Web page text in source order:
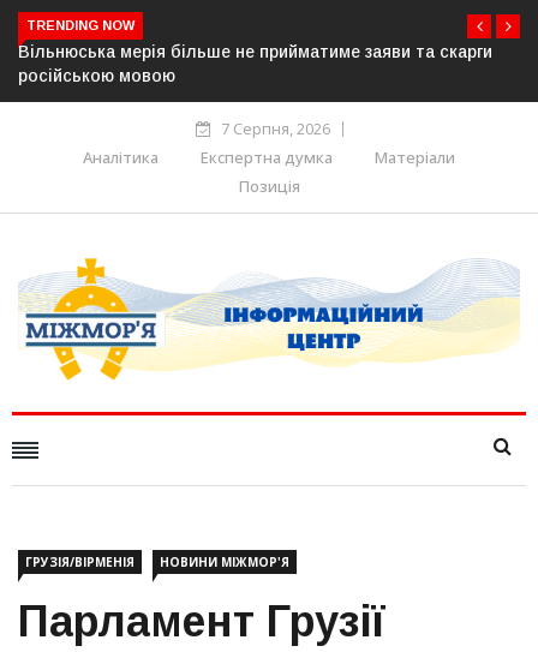
TRENDING NOW
В Угорщині можуть обрати нового президента вже 11
серпня — фракція «Тиси»
7 Серпня, 2026
Аналітика
Експертна думка
Матеріали
Позиція
ГРУЗІЯ/ВІРМЕНІЯ НОВИНИ МІЖМОР'Я
Парламент Грузії